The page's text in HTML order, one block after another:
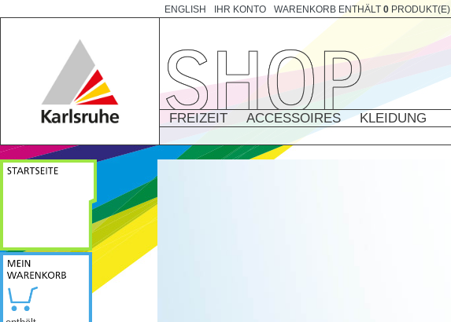
ENGLISH IHR KONTO WARENKORB ENTHÄLT0 PRODUKT(E)
FREIZEIT ACCESSOIRES KLEIDUNG